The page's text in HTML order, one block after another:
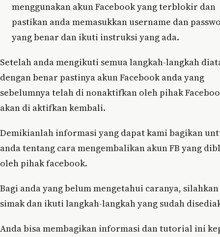
menggunakan akun Facebook yang terblokir dan
pastikan anda memasukkan username dan
yang benar dan ikuti instruksi yang ada.
Setelah anda mengikuti semua langkah-langkah
dengan benar pastinya akun Facebook anda yang
sebelumnya telah di nonaktifkan oleh pihak
akan di aktifkan kembali.
Demikianlah informasi yang dapat kami bagikan
anda tentang cara mengembalikan akun FB yang
oleh pihak facebook.
Bagi anda yang belum mengetahui caranya, silahkan
simak dan ikuti langkah-langkah yang sudah
Anda bisa membagikan informasi dan tutorial ini